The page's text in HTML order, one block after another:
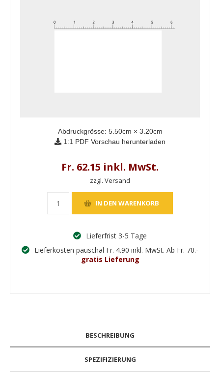
Abdruckgrösse: 5.50cm × 3.20cm
1:1 PDF Vorschau herunterladen
Fr. 62.15 inkl. MwSt.
zzgl. Versand
Lieferfrist 3-5 Tage
Lieferkosten pauschal Fr. 4.90 inkl. MwSt. Ab Fr. 70.-
gratis Lieferung
BESCHREIBUNG
SPEZIFIZIERUNG